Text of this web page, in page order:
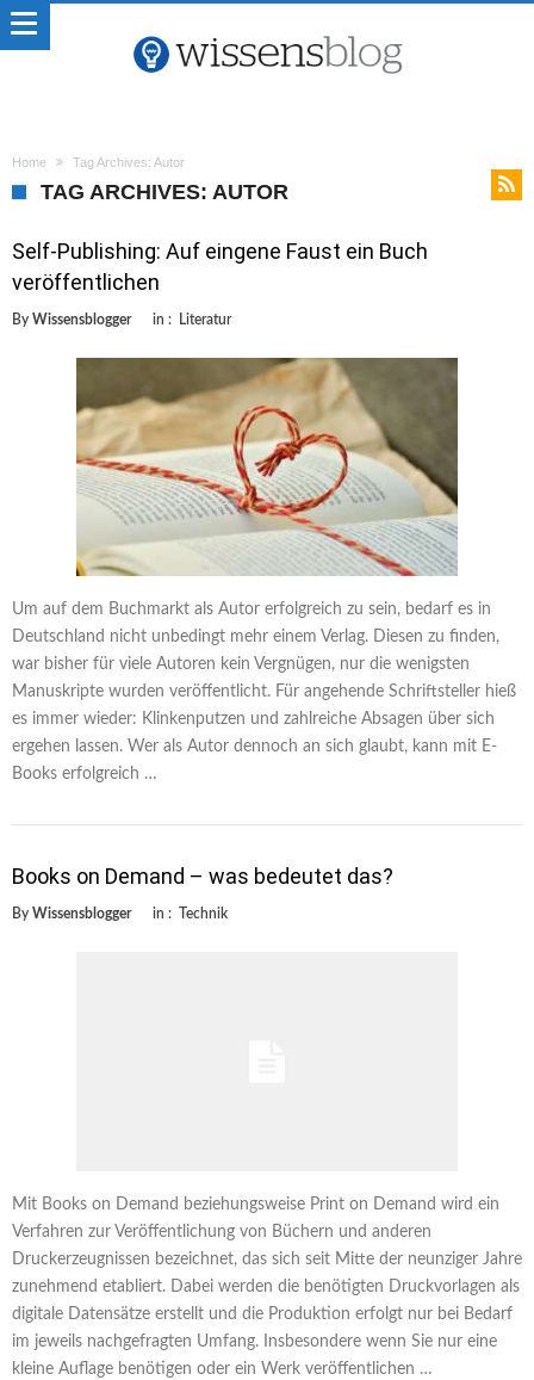
Home Tag Archives: Autor
TAG ARCHIVES: AUTOR
Self-Publishing: Auf eingene Faust ein Buch
veröffentlichen
By Wissensblogger in : Literatur
Um auf dem Buchmarkt als Autor erfolgreich zu sein, bedarf es in
Deutschland nicht unbedingt mehr einem Verlag. Diesen zu finden,
war bisher für viele Autoren kein Vergnügen, nur die wenigsten
Manuskripte wurden veröffentlicht. Für angehende Schriftsteller hieß
es immer wieder: Klinkenputzen und zahlreiche Absagen über sich
ergehen lassen. Wer als Autor dennoch an sich glaubt, kann mit E-
Books erfolgreich …
Books on Demand – was bedeutet das?
By Wissensblogger in : Technik
Mit Books on Demand beziehungsweise Print on Demand wird ein
Verfahren zur Veröffentlichung von Büchern und anderen
Druckerzeugnissen bezeichnet, das sich seit Mitte der neunziger Jahre
zunehmend etabliert. Dabei werden die benötigten Druckvorlagen als
digitale Datensätze erstellt und die Produktion erfolgt nur bei Bedarf
im jeweils nachgefragten Umfang. Insbesondere wenn Sie nur eine
kleine Auflage benötigen oder ein Werk veröffentlichen …